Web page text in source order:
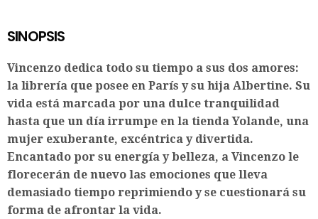
SINOPSIS
Vincenzo dedica todo su tiempo a sus dos amores:
la librería que posee en París y su hija Albertine. Su
vida está marcada por una dulce tranquilidad
hasta que un día irrumpe en la tienda Yolande, una
mujer exuberante, excéntrica y divertida.
Encantado por su energía y belleza, a Vincenzo le
florecerán de nuevo las emociones que lleva
demasiado tiempo reprimiendo y se cuestionará su
forma de afrontar la vida.